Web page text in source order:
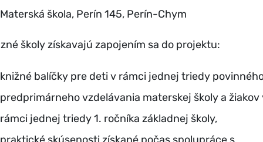
Materská škola, Perín 145, Perín-Chym
školy získavajú zapojením sa do projektu:
knižné balíčky pre deti v rámci jednej triedy
predprimárneho vzdelávania materskej školy a žiakov
rámci jednej triedy 1. ročníka základnej školy,